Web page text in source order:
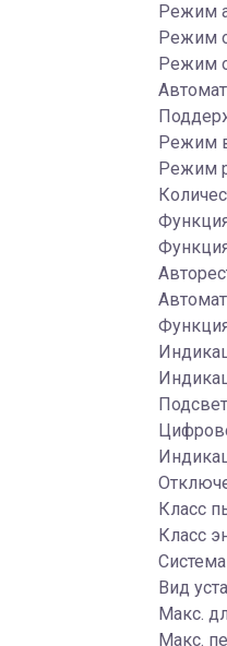
Режим
Режим
Режим
Режим
Режим
Класс
Класс
Вид
Макс.
Макс.